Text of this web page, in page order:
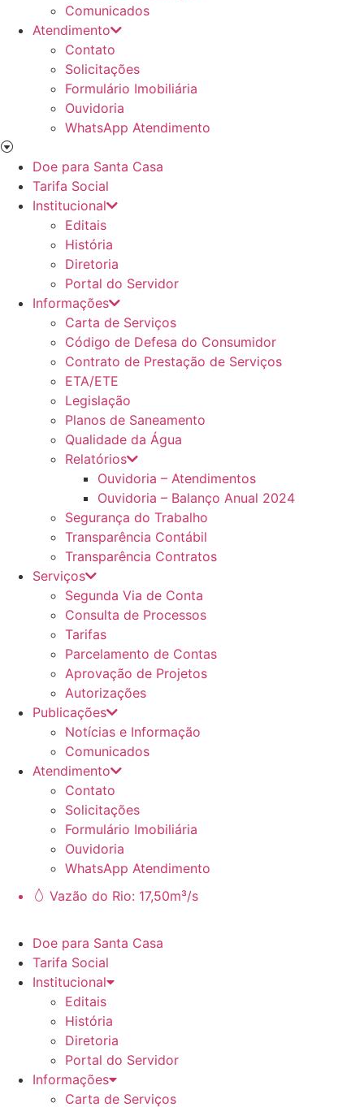
Comunicados
Atendimento
Contato
Solicitações
Formulário Imobiliária
Ouvidoria
WhatsApp Atendimento
Doe para Santa Casa
Tarifa Social
Institucional
Editais
História
Diretoria
Portal do Servidor
Informações
Carta de Serviços
Código de Defesa do Consumidor
Contrato de Prestação de Serviços
ETA/ETE
Legislação
Planos de Saneamento
Qualidade da Água
Relatórios
Ouvidoria – Atendimentos
Ouvidoria – Balanço Anual 2024
Segurança do Trabalho
Transparência Contábil
Transparência Contratos
Serviços
Segunda Via de Conta
Consulta de Processos
Tarifas
Parcelamento de Contas
Aprovação de Projetos
Autorizações
Publicações
Notícias e Informação
Comunicados
Atendimento
Contato
Solicitações
Formulário Imobiliária
Ouvidoria
WhatsApp Atendimento
Vazão do Rio: 17,50m³/s
Doe para Santa Casa
Tarifa Social
Institucional
Editais
História
Diretoria
Portal do Servidor
Informações
Carta de Serviços